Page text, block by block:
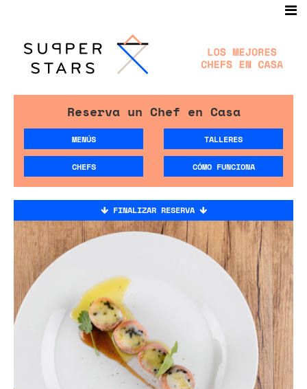
Reserva un Chef en Casa
MENÚS TALLERES
CHEFS CÓMO FUNCIONA
FINALIZAR RESERVA